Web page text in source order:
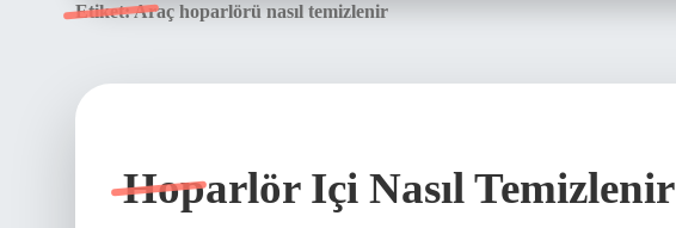
Etiket:Araç hoparlörü nasıl temizlenir
Hoparlör Içi Nasıl Temizlenir